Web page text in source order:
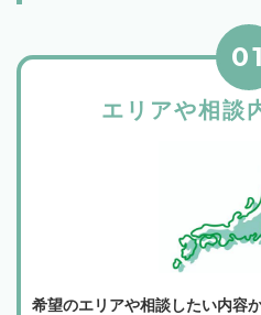
エリアや相談
01
希望のエリアや相談したい内容